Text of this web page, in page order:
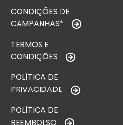
CONDIÇÕES DE
CAMPANHAS*
TERMOS E
CONDIÇÕES
POLÍTICA DE
PRIVACIDADE
POLÍTICA DE
REEMBOLSO